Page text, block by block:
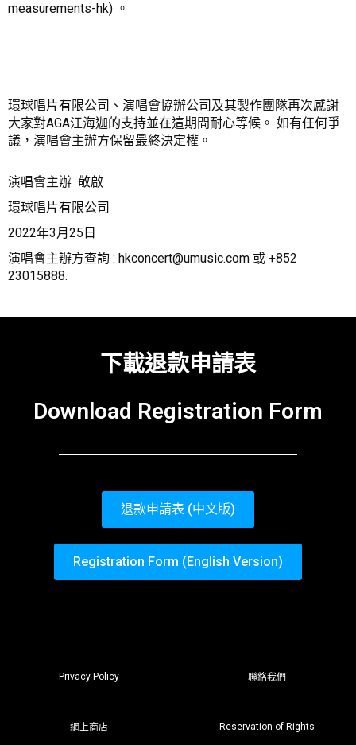
measurements-hk) 。
環球唱片有限公司、演唱會協辦公司及其製作團隊再次感謝
大家對AGA江海迦的支持並在這期間耐心等候。 如有任何爭
議，演唱會主辦方保留最終決定權。
演唱會主辦 敬啟
環球唱片有限公司
2022年3月 25 日
演唱會主辦方查詢 : hkconcert@umusic.com 或 +852
23015888.
下載退款申請表
Download Registration Form
退款申請表 (中文版)
Registration Form (English Version)
Privacy Policy 聯絡我們
網上商店 Reservation of Rights